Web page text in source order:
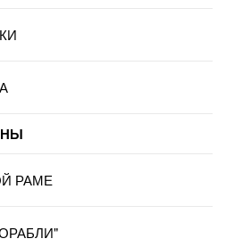
РАМЕ